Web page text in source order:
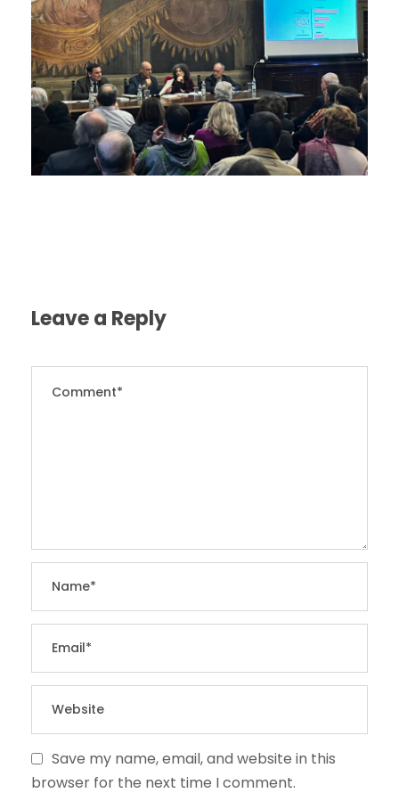
Leave a Reply
Save my name, email, and website in this
browser for the next time I comment.